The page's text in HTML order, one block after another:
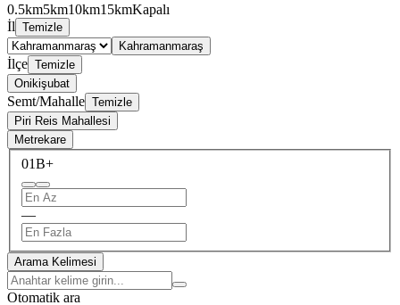
0.5km5km10km15kmKapalı
İl Temizle
Kahramanmaraş
İlçe Temizle
Onikişubat
Semt/Mahalle Temizle
Piri Reis Mahallesi
Metrekare
01B+
—
Arama Kelimesi
Otomatik ara